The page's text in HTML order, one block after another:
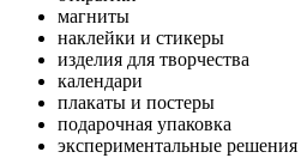
магниты
наклейки и стикеры
изделия для творчества
календари
плакаты и постеры
подарочная упаковка
экспериментальные решения